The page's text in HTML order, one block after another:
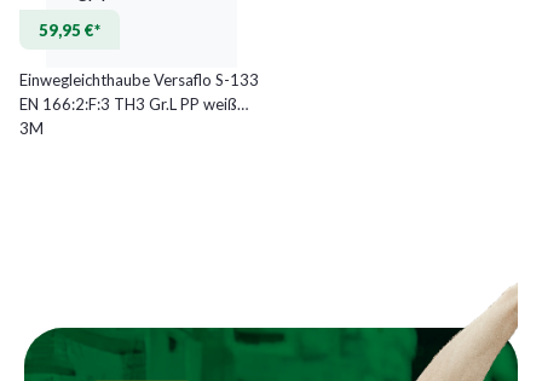
59,95 €*
Einwegleichthaube Versaflo S-133
EN 166:2:F:3 TH3 Gr.L PP weiß
3M